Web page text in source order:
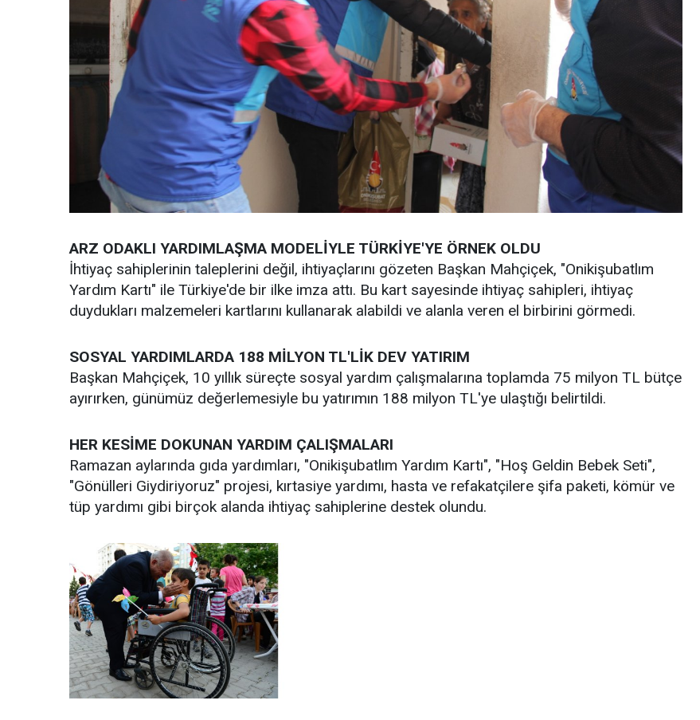
ARZ ODAKLI YARDIMLAŞMA MODELİYLE TÜRKİYE'YE ÖRNEK OLDU
İhtiyaç sahiplerinin taleplerini değil, ihtiyaçlarını gözeten Başkan Mahçiçek, "Onikişubatlım
Yardım Kartı" ile Türkiye'de bir ilke imza attı. Bu kart sayesinde ihtiyaç sahipleri, ihtiyaç
duydukları malzemeleri kartlarını kullanarak alabildi ve alanla veren el birbirini görmedi.
SOSYAL YARDIMLARDA 188 MİLYON TL'LİK DEV YATIRIM
Başkan Mahçiçek, 10 yıllık süreçte sosyal yardım çalışmalarına toplamda 75 milyon TL bütçe
ayırırken, günümüz değerlemesiyle bu yatırımın 188 milyon TL'ye ulaştığı belirtildi.
HER KESİME DOKUNAN YARDIM ÇALIŞMALARI
Ramazan aylarında gıda yardımları, "Onikişubatlım Yardım Kartı", "Hoş Geldin Bebek Seti",
"Gönülleri Giydiriyoruz" projesi, kırtasiye yardımı, hasta ve refakatçilere şifa paketi, kömür ve
tüp yardımı gibi birçok alanda ihtiyaç sahiplerine destek olundu.